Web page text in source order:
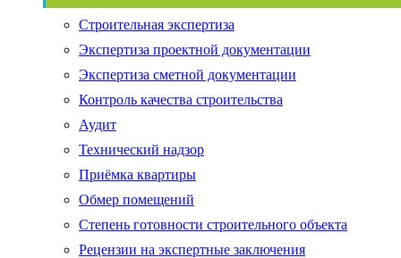
Строительная экспертиза
Экспертиза проектной документации
Экспертиза сметной документации
Контроль качества строительства
Аудит
Технический надзор
Приёмка квартиры
Обмер помещений
Степень готовности строительного объекта
Рецензии на экспертные заключения